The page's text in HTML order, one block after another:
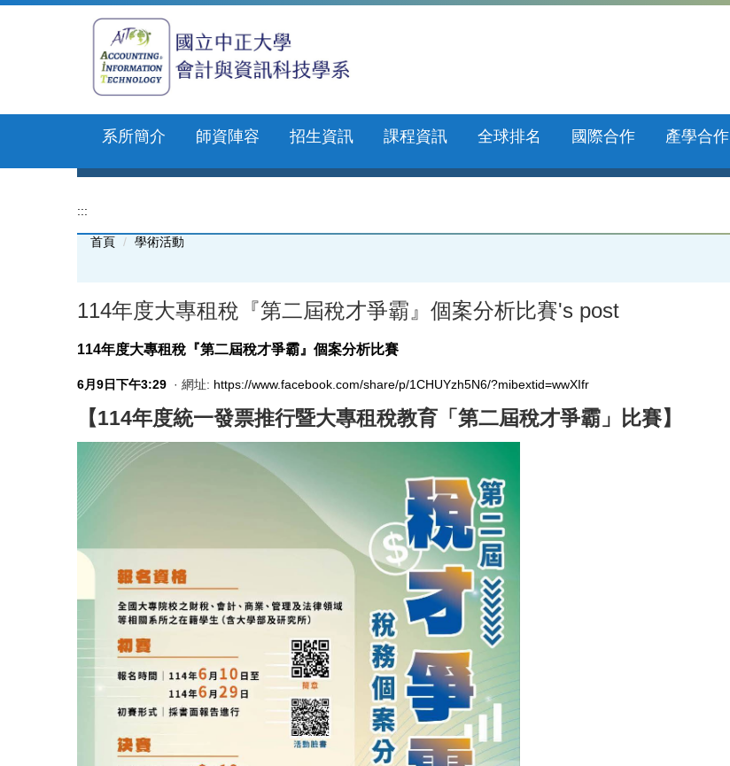
系所簡介 師資陣容 招生資訊 課程資訊 全球排名 國際合作 產學合作
:::
首頁 學術活動
114年度大專租稅『第二屆稅才爭霸』個案分析比賽's post
114年度大專租稅『第二屆稅才爭霸』個案分析比賽
6月 9日下午3:29 · 網址: https://www.facebook.com/share/p/1CHUYzh5N6/?mibextid=wwXIfr
【114年度統一發票推行暨大專租稅教育「第二屆稅才爭霸」比賽】